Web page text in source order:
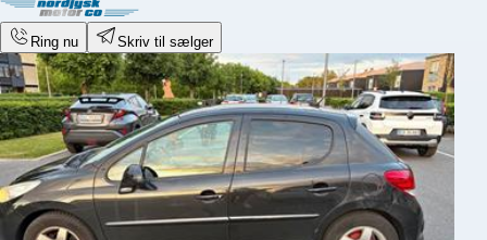
Ring nu Skriv til sælger